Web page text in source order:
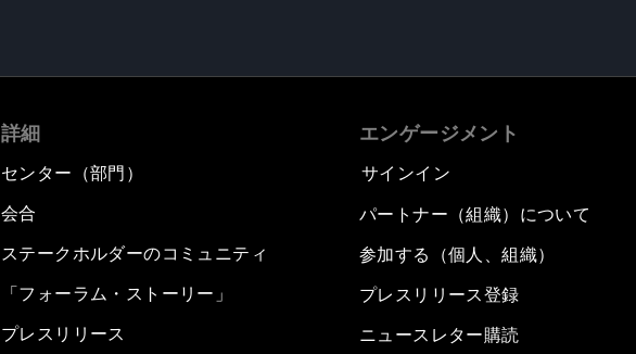
詳細
センター（部門）
会合
ステークホルダーのコミュニティ
「フォーラム・ストーリー」
プレスリリース
エンゲージメント
サインイン
パートナー（組織）について
参加する（個人、組織）
プレスリリース登録
ニュースレター購読